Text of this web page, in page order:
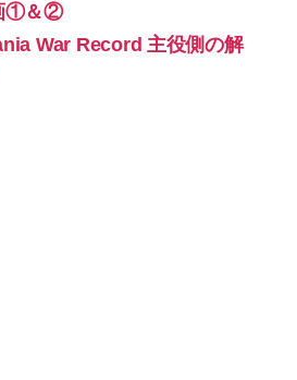
①＆②
War Record 主役側の解